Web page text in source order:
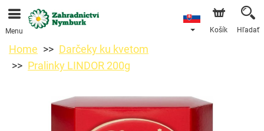
Objednávky prijímame prostredníctvom nášho e-shopu.
Najskorší možný termín doručenia je od 11.8.2026 z
Menu Košík Hľadať
Home
Darčeky ku kvetom
Pralinky LINDOR 200g